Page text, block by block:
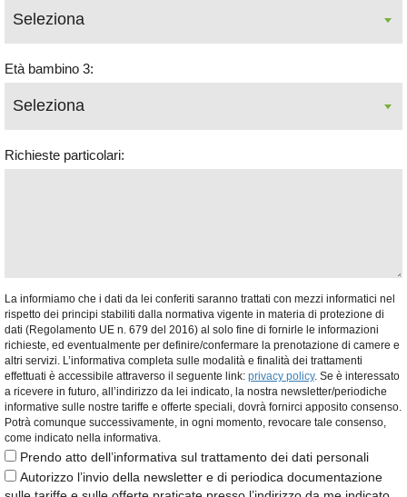
Età bambino 3:
Richieste particolari:
La informiamo che i dati da lei conferiti saranno trattati con mezzi informatici nel
rispetto dei principi stabiliti dalla normativa vigente in materia di protezione di
dati (Regolamento UE n. 679 del 2016) al solo fine di fornirle le informazioni
richieste, ed eventualmente per definire/confermare la prenotazione di camere e
altri servizi. L’informativa completa sulle modalità e finalità dei trattamenti
effettuati è accessibile attraverso il seguente link: privacy policy. Se è interessato
a ricevere in futuro, all’indirizzo da lei indicato, la nostra newsletter/periodiche
informative sulle nostre tariffe e offerte speciali, dovrà fornirci apposito consenso.
Potrà comunque successivamente, in ogni momento, revocare tale consenso,
come indicato nella informativa.
Prendo atto dell’informativa sul trattamento dei dati personali
Autorizzo l’invio della newsletter e di periodica documentazione